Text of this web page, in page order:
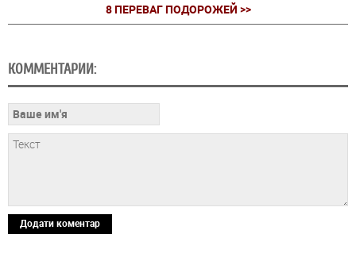
8 ПЕРЕВАГ ПОДОРОЖЕЙ >>
КОММЕНТАРИИ:
Додати коментар